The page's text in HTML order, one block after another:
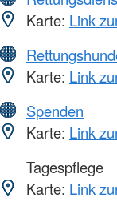
Karte: Link
Karte: Link
Spenden
Karte: Link
Tagespflege
Karte: Link